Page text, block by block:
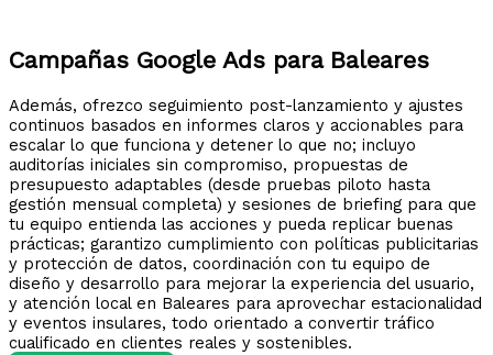
Campañas Google Ads para Baleares
Además, ofrezco seguimiento post-lanzamiento y ajustes
continuos basados en informes claros y accionables para
escalar lo que funciona y detener lo que no; incluyo
auditorías iniciales sin compromiso, propuestas de
presupuesto adaptables (desde pruebas piloto hasta
gestión mensual completa) y sesiones de briefing para que
tu equipo entienda las acciones y pueda replicar buenas
prácticas; garantizo cumplimiento con políticas publicitarias
y protección de datos, coordinación con tu equipo de
diseño y desarrollo para mejorar la experiencia del usuario,
y atención local en Baleares para aprovechar estacionalidad
y eventos insulares, todo orientado a convertir tráfico
cualificado en clientes reales y sostenibles.